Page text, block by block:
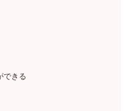
できる